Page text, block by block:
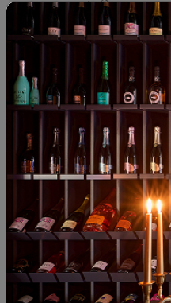
Паста
ПОДОБНИ ПРОДУКТИ